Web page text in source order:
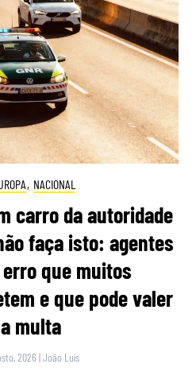
, NACIONAL
carro da autoridade
faça isto: agentes
que muitos
e que pode valer
multa
2026 |João Luís